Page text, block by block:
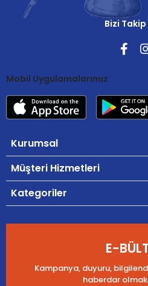
Bizi Takip
Mobil Uygulamalarımız
Kurumsal
Müşteri Hizmetleri
Kategoriler
E-
Kampanya, duyuru,
haberdar